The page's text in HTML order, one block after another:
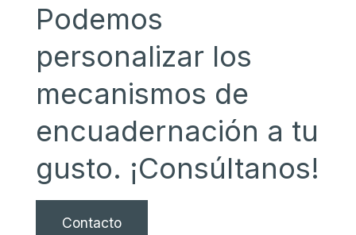
Podemos
personalizar los
mecanismos de
encuadernación a tu
gusto. ¡Consúltanos!
Contacto